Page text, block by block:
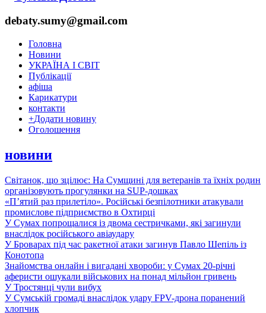
debaty.sumy@gmail.com
Головна
Новини
УКРАЇНА І СВІТ
Публікації
афіша
Карикатури
контакти
+Додати новину
Оголошення
новини
Світанок, що зцілює: На Сумщині для ветеранів та їхніх родин
організовують прогулянки на SUP-дошках
«П’ятий раз прилетіло». Російські безпілотники атакували
промислове підприємство в Охтирці
У Сумах попрощалися із двома сестричками, які загинули
внаслідок російського авіаудару
У Броварах під час ракетної атаки загинув Павло Шепіль із
Конотопа
Знайомства онлайн і вигадані хвороби: у Сумах 20-річні
аферисти ошукали військових на понад мільйон гривень
У Тростянці чули вибух
У Сумській громаді внаслідок удару FPV-дрона поранений
хлопчик